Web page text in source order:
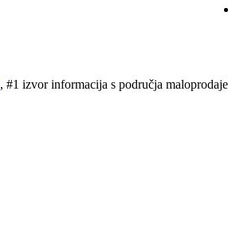
, #1 izvor informacija s područja